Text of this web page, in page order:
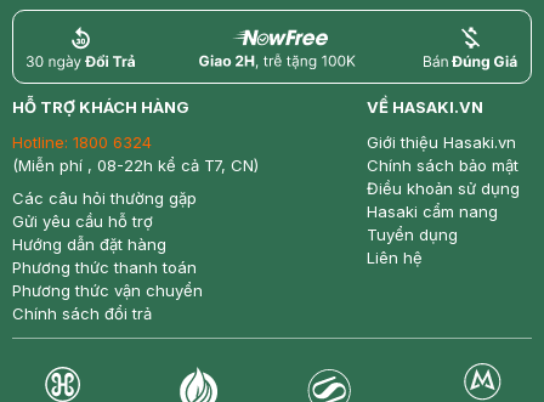
return nowfree price
HỖ TRỢ KHÁCH HÀNG
Hotline: 1800 6324
(Miễn phí , 08-22h kể cả T7, CN)
Các câu hỏi thường gặp
Gửi yêu cầu hỗ trợ
Hướng dẫn đặt hàng
Phương thức thanh toán
Phương thức vận chuyển
Chính sách đổi trả
VỀ HASAKI.VN
Giới thiệu Hasaki.vn
Chính sách bảo mật
Điều khoản sử dụng
Hasaki cẩm nang
Tuyển dụng
Liên hệ